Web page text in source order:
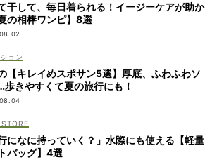
干して、毎日着られる！イージーケアが助か
の相棒ワンピ】8選
ョン
【キレイめスポサン5選】厚底、ふわふわソ
歩きやすくて夏の旅行にも！
行になに持っていく？」水際にも使える【軽量
バッグ】4選